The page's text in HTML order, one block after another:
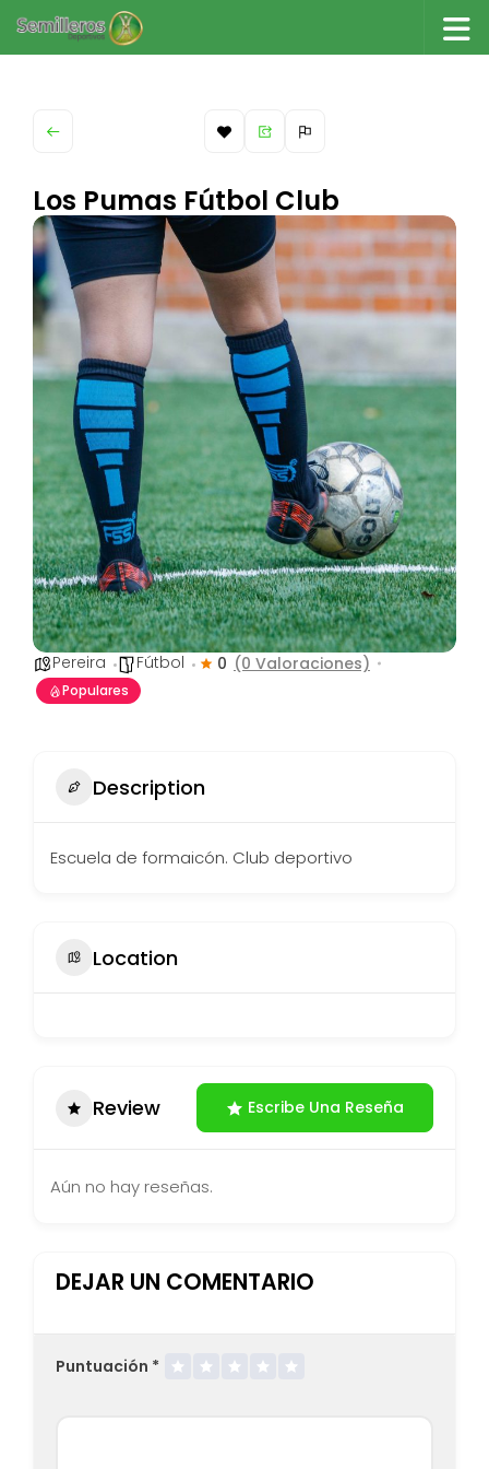
Saltar al contenido
Los Pumas Fútbol Club
Pereira Fútbol 0 (0 Valoraciones)
Populares
Description
Escuela de formaicón. Club deportivo
Location
Review Escribe Una Reseña
Aún no hay reseñas.
DEJAR UN COMENTARIO
Puntuación *